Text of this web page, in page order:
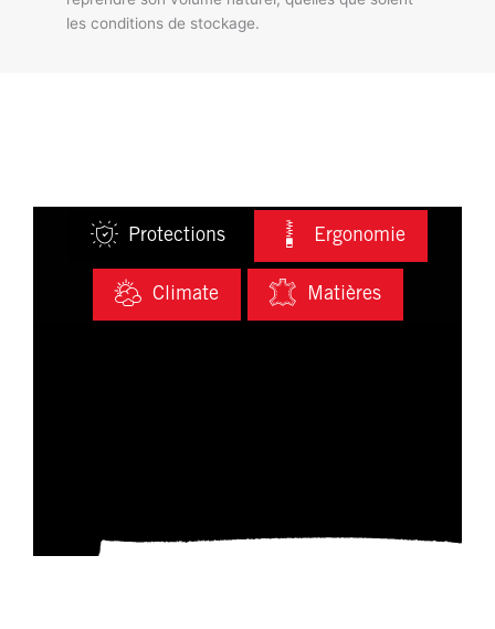
les conditions de stockage.
Protections Ergonomie
Climate Matières